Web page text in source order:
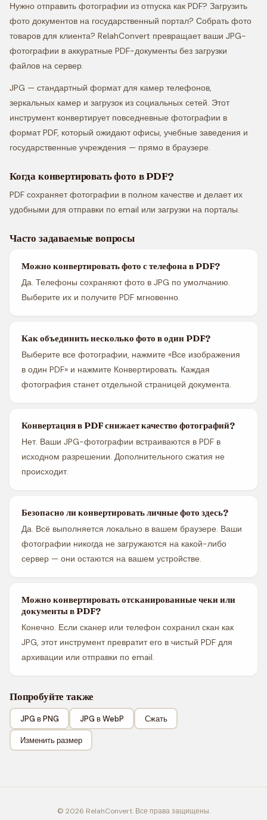
Нужно отправить фотографии из отпуска как PDF? Загрузить
фото документов на государственный портал? Собрать фото
товаров для клиента? RelahConvert превращает ваши JPG-
фотографии в аккуратные PDF-документы без загрузки
файлов на сервер.
JPG — стандартный формат для камер телефонов,
зеркальных камер и загрузок из социальных сетей. Этот
инструмент конвертирует повседневные фотографии в
формат PDF, который ожидают офисы, учебные заведения и
государственные учреждения — прямо в браузере.
Когда конвертировать фото в PDF?
PDF сохраняет фотографии в полном качестве и делает их
удобными для отправки по email или загрузки на порталы.
Часто задаваемые вопросы
Можно конвертировать фото с телефона в PDF?
Да. Телефоны сохраняют фото в JPG по умолчанию.
Выберите их и получите PDF мгновенно.
Как объединить несколько фото в один PDF?
Выберите все фотографии, нажмите «Все изображения
в один PDF» и нажмите Конвертировать. Каждая
фотография станет отдельной страницей документа.
Конвертация в PDF снижает качество фотографий?
Нет. Ваши JPG-фотографии встраиваются в PDF в
исходном разрешении. Дополнительного сжатия не
происходит.
Безопасно ли конвертировать личные фото здесь?
Да. Всё выполняется локально в вашем браузере. Ваши
фотографии никогда не загружаются на какой-либо
сервер — они остаются на вашем устройстве.
Можно конвертировать отсканированные чеки или
документы в PDF?
Конечно. Если сканер или телефон сохранил скан как
JPG, этот инструмент превратит его в чистый PDF для
архивации или отправки по email.
Попробуйте также
JPG в PNG JPG в WebP Сжать
Изменить размер
© 2026 RelahConvert. Все права защищены.